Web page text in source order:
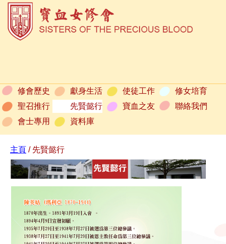
修會歷史 獻身生活 使徒工作
修女培育
聖召推行
先賢懿行 寶血之友
聯絡我們
會士專用
資料庫
主頁 / 先賢懿行